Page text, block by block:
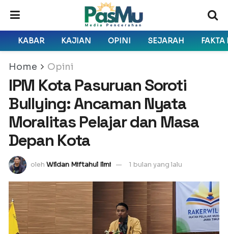
KABAR KAJIAN OPINI SEJARAH FAKTA
Home Opini
IPM Kota Pasuruan Soroti
Bullying: Ancaman Nyata
Moralitas Pelajar dan Masa
Depan Kota
oleh Wildan Miftahul Ilmi 1 bulan yang lalu